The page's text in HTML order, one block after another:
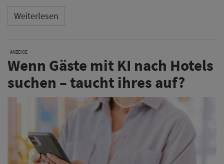
Weiterlesen
ANZEIGE
Wenn Gäste mit KI nach Hotels
suchen – taucht ihres auf?